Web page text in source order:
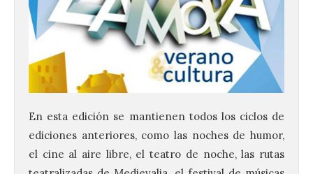
En esta edición se mantienen todos los ciclos de
ediciones anteriores, como las noches de humor,
el cine al aire libre, el teatro de noche, las rutas